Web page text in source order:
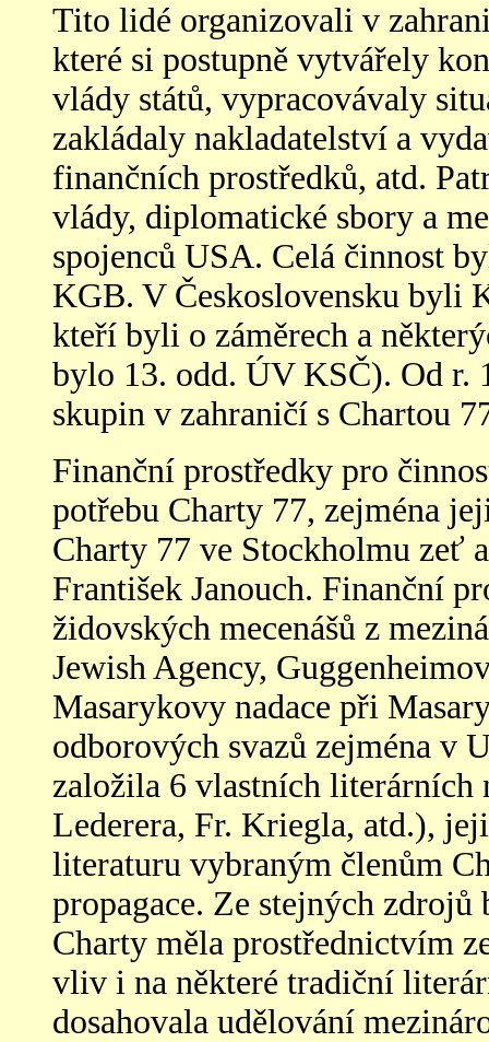
Tito lidé organizovali v
které si postupně vytvářely
vlády států, vypracovávaly
zakládaly nakladatelství a
finančních prostředků, atd.
vlády, diplomatické sbory a
spojenců USA. Celá činnost
KGB. V Československu byli
kteří byli o záměrech a
bylo 13. odd. ÚV KSČ). Od r.
skupin v zahraničí s Chartou
Finanční prostředky pro
potřebu Charty 77, zejména
Charty 77 ve Stockholmu zeť
František Janouch. Finanční
židovských mecenášů z
Jewish Agency,
Masarykovy nadace při
odborových svazů zejména v
založila 6 vlastních literárních
Lederera, Fr. Kriegla, atd.),
literaturu vybraným členům
propagace. Ze stejných zdrojů
Charty měla prostřednictvím
vliv i na některé tradiční
dosahovala udělování